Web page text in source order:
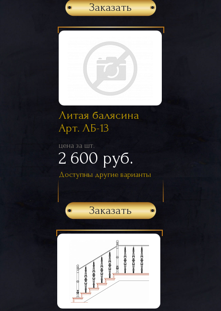
Заказать
Литая балясина
Арт. ЛБ-13
цена за шт.
2 600 руб.
Доступны другие варианты
Заказать